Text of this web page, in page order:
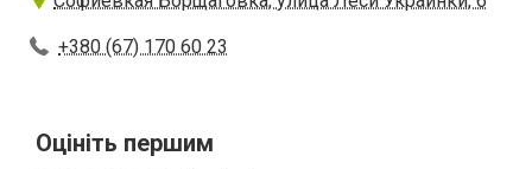
+380 (67) 170 60 23
Оцініть першим